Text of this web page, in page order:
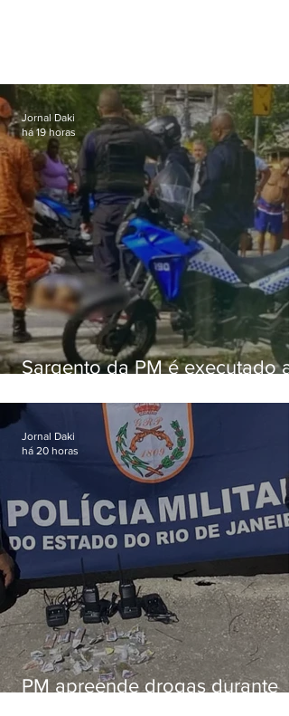
Sargento da PM é executado a
em Vaz Lobo
Jornal Daki
há 19 horas
PM apreende drogas durante
Jornal Daki
há 20 horas